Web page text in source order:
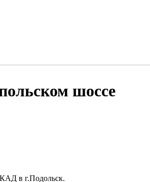
шоссе
в г.Подольск.